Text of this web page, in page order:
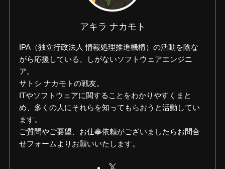
アキラ ナカモト
IPA（独立行政法人 情報処理推進機構）の活動を陰な
がら応援している、しがないソフトウェアエンジニ
ア。
サトシ ナカモトの戦友。
ITやソフトウェアに関することをわかりやすくまと
め、多くの人にそれらを知ってもらおうと活動してい
ます。
ご質問やご要望、お仕事依頼がございましたらお問合
せフォームよりお願いいたします。